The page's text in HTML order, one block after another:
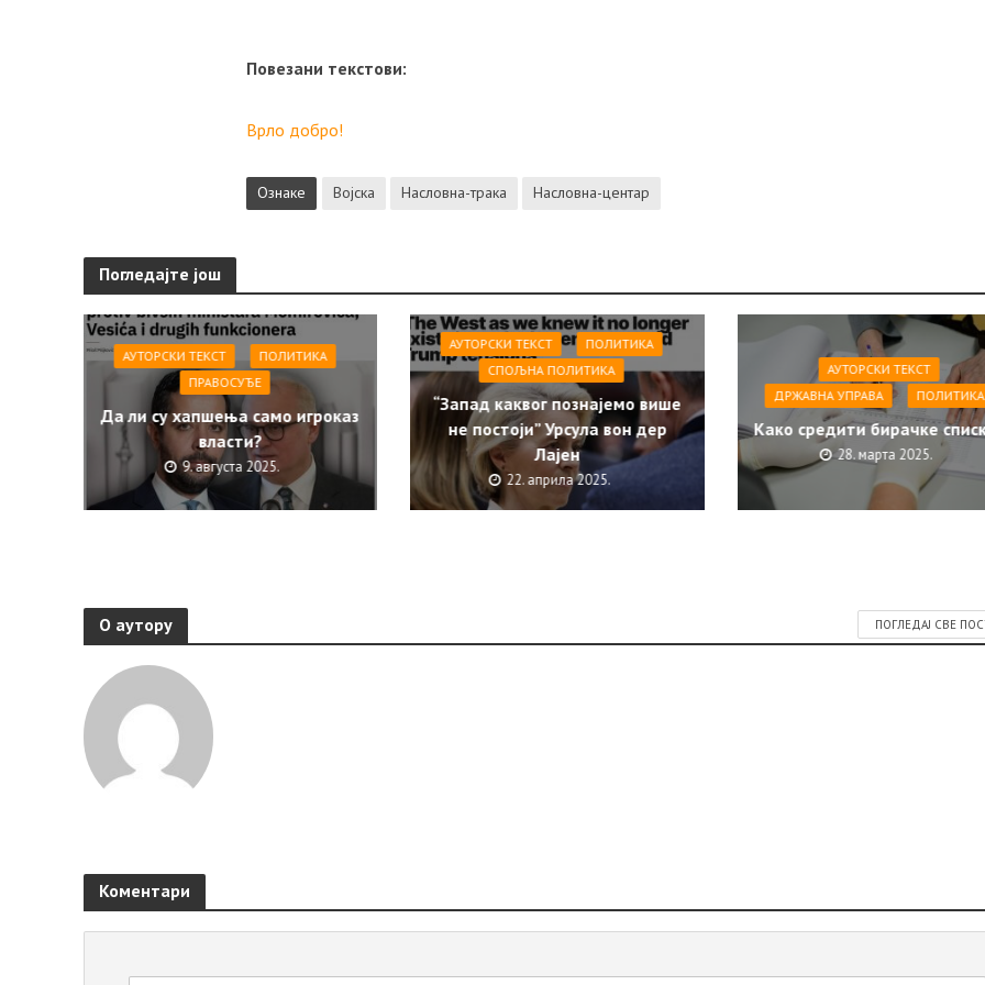
Повезани текстови:
Врло добро!
Ознаке Војска Насловна-трака Насловна-центар
Погледајте још
АУТОРСКИ ТЕКСТ
ПОЛИТИКА
ПРАВОСУЂЕ
Да ли су хапшења само игроказ
власти?
9. августа 2025.
АУТОРСКИ ТЕКСТ
ПОЛИТИКА
СПОЉНА ПОЛИТИКА
“Запад каквог познајемо више
не постоји” Урсула вон дер
Лајен
22. априла 2025.
АУТОРСКИ ТЕКСТ
ДРЖАВНА УПРАВА
ПОЛИТИКА
Како средити бирачке
28. марта 2025.
О аутору ПОГЛЕДАЈ СВЕ
Коментари